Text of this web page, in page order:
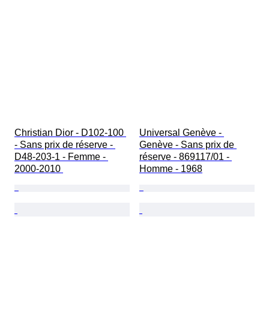
Christian Dior - D102-100
- Sans prix de réserve -
D48-203-1 - Femme -
2000-2010
Universal Genève -
Genève - Sans prix de
réserve - 869117/01 -
Homme - 1968